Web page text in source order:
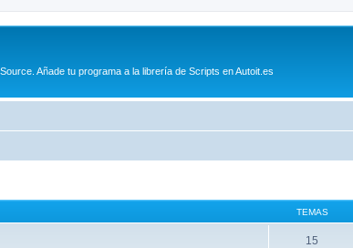
Añade tu programa a la librería de Scripts en Autoit.es
TEMAS
15